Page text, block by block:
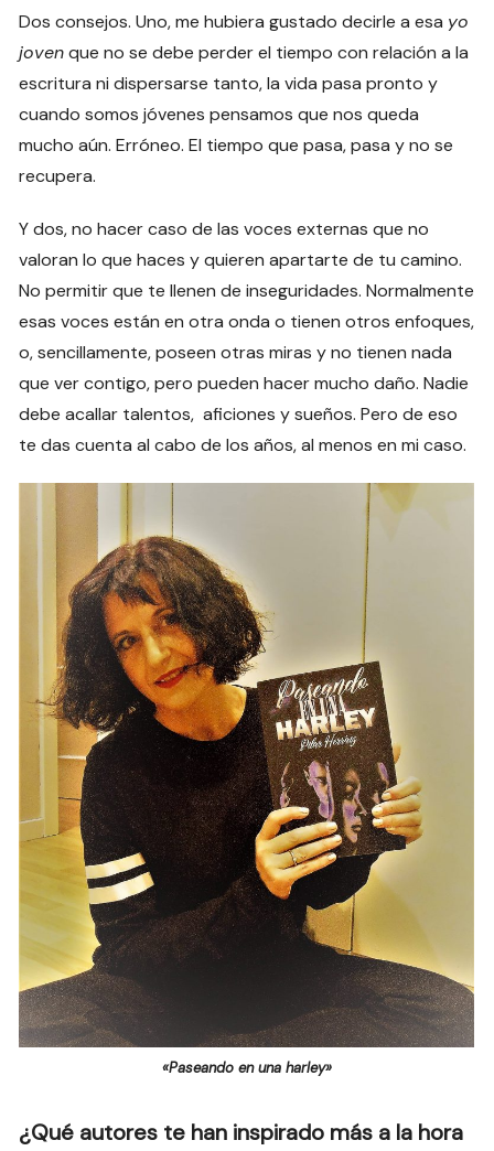
Dos consejos. Uno, me hubiera gustado decirle a esa yo
jovenque no se debe perder el tiempo con relación a la
escritura ni dispersarse tanto, la vida pasa pronto y
cuando somos jóvenes pensamos que nos queda
mucho aún. Erróneo. El tiempo que pasa, pasa y no se
recupera.
Y dos, no hacer caso de las voces externas que no
valoran lo que haces y quieren apartarte de tu camino.
No permitir que te llenen de inseguridades. Normalmente
esas voces están en otra onda o tienen otros enfoques,
o, sencillamente, poseen otras miras y no tienen nada
que ver contigo, pero pueden hacer mucho daño. Nadie
debe acallar talentos, aficiones y sueños. Pero de eso
te das cuenta al cabo de los años, al menos en mi caso.
«Paseando en una harley»
¿Qué autores te han inspirado más a la hora